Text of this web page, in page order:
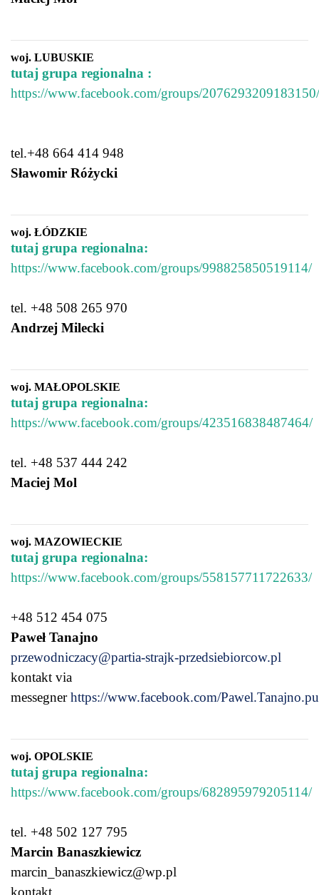
woj. LUBUSKIE
tutaj grupa regionalna :
https://www.facebook.com/groups/2076293209183150/
tel.+48 664 414 948
Sławomir Różycki
woj. ŁÓDZKIE
tutaj grupa regionalna:
https://www.facebook.com/groups/998825850519114/
tel. +48 508 265 970
Andrzej Milecki
woj. MAŁOPOLSKIE
tutaj grupa regionalna:
https://www.facebook.com/groups/423516838487464/
tel. +48 537 444 242
Maciej Mol
woj. MAZOWIECKIE
tutaj grupa regionalna:
https://www.facebook.com/groups/558157711722633/
+48 512 454 075
Paweł Tanajno
przewodniczacy@partia-strajk-przedsiebiorcow.pl
kontakt via
messegnerhttps://www.facebook.com/
woj. OPOLSKIE
tutaj grupa regionalna:
https://www.facebook.com/groups/682895979205114/
tel. +48 502 127 795
Marcin Banaszkiewicz
marcin_banaszkiewicz@wp.pl
kontakt